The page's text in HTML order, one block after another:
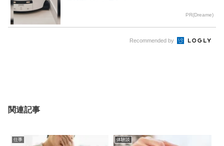
PR(Dreame)
Recommended by
関連記事
仕事 体験談